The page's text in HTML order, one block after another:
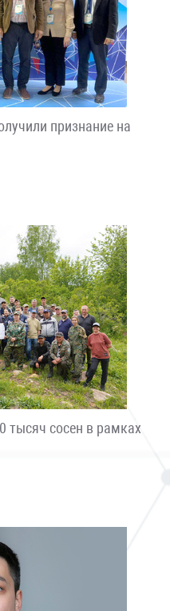
признание на
тысяч сосен в рамках